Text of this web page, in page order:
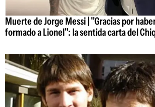
Muerte de Jorge Messi | "Gracias por
formado a Lionel": la sentida carta del